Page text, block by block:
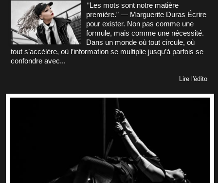
“Les mots sont notre matière
première.” — Marguerite Duras Écrire
pour exister. Non pas comme une
formule, mais comme une nécessité.
Dans un monde où tout circule, où
tout s’accélère, où l’information se multiplie jusqu’à parfois se
confondre avec...
Lire l'édito